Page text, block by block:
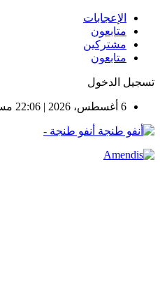
الإعجابات
متابعون
مشتركين
متابعون
تسجيل الدخول
6 أغسطس، 2026 | 22:06 مساءً
أنفو طنجة -